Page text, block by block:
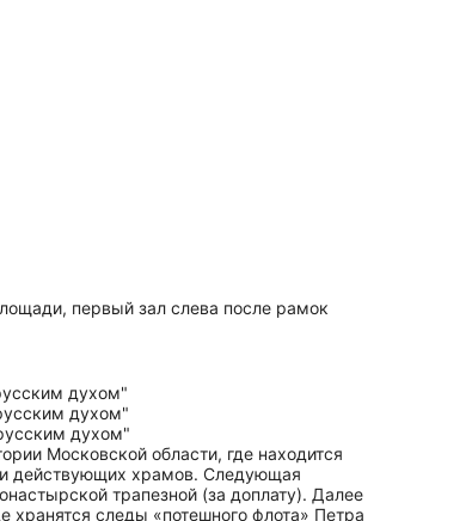
первый зал слева после рамок
Московской области, где находится
действующих храмов. Следующая
трапезной (за доплату). Далее
следы «потешного флота» Петра